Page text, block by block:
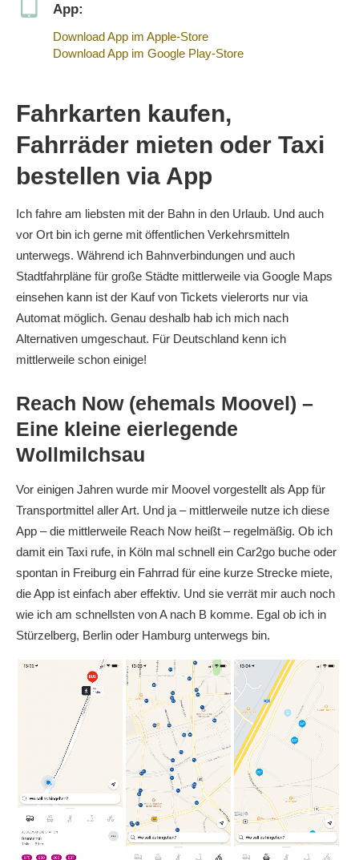
App:
Download App im Apple-Store
Download App im Google Play-Store
Fahrkarten kaufen,
Fahrräder mieten oder Taxi
bestellen via App
Ich fahre am liebsten mit der Bahn in den Urlaub. Und auch
vor Ort bin ich gerne mit öffentlichen Verkehrsmitteln
unterwegs. Während ich Bahnverbindungen und auch
Stadtfahrpläne für große Städte mittlerweile via Google Maps
einsehen kann ist der Kauf von Tickets vielerorts nur via
Automat möglich. Genau deshalb hab ich mich nach
Alternativen umgeschaut. Für Deutschland kenn ich
mittlerweile schon einige!
Reach Now (ehemals Moovel) –
Eine kleine eierlegende
Wollmilchsau
Vor einigen Jahren wurde mir Moovel vorgestellt als App für
Transportmittel aller Art. Und ja – mittlerweile nutze ich diese
App – die mittlerweile Reach Now heißt – regelmäßig. Ob ich
damit ein Taxi rufe, in Köln mal schnell ein Car2go buche oder
spontan in Freiburg ein Fahrrad für eine kurze Strecke miete,
die App ist einfach aber effektiv. Und sie verrät mir auch noch
wie ich am schnellsten von A nach B komme. Egal ob ich in
Stürzelberg, Berlin oder Hamburg unterwegs bin.